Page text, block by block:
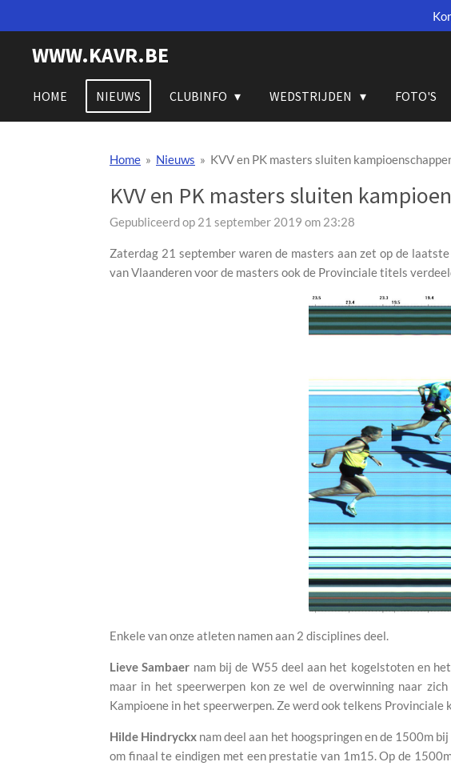
direct
hoofdinhoud
WWW.KAVR.BE
HOME NIEUWS CLUBINFO WEDSTRIJDEN FOTO'S
Home » Nieuws » KVV en PK masters sluiten
KVV en PK masters sluiten
Gepubliceerd op 21 september 2019 om 23:28
Zaterdag 21 september waren de masters aan zet op de
van Vlaanderen voor de masters ook de Provinciale titels
Enkele van onze atleten namen aan 2 disciplines deel.
Lieve Sambaer nam bij de W55 deel aan het kogelstoten en
maar in het speerwerpen kon ze wel de overwinning naar
Kampioene in het speerwerpen. Ze werd ook telkens Provinciale
Hilde Hindryckx nam deel aan het hoogspringen en de 1500m
om finaal te eindigen met een prestatie van 1m15. Op de